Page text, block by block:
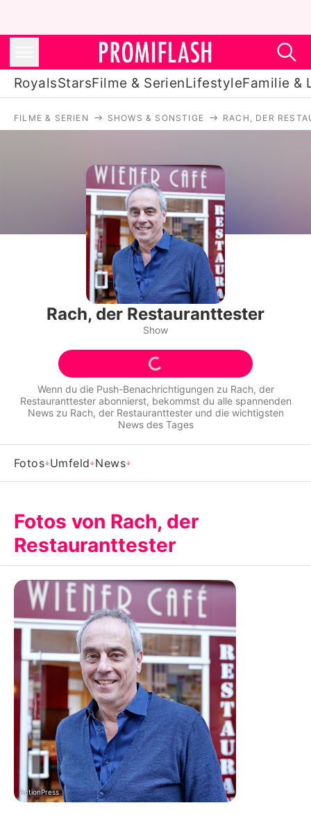
RoyalsStarsFilme & SerienLifestyleFamilie &
Filme & Serien
Lifestyle
Familie & Liebe
Promiflash Exklusiv
Alle Themen auf Promiflash
Jobs
App runterladen
Team
Impressum
Nutzungsbedingungen
FILME & SERIEN SHOWS & SONSTIGE RACH, DER
Rach, der Restauranttester
Show
Wenn du die Push-Benachrichtigungen zu Rach, der
Restauranttesterabonnierst, bekommst du alle spannenden
News zu Rach, der Restauranttesterund die wichtigsten
News des Tages
Fotos Umfeld News
Fotos von Rach, der
Restauranttester
ActionPress